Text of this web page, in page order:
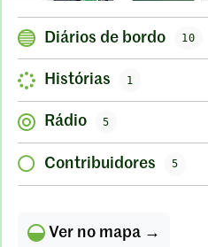
Diários de bordo 10
Histórias 1
Rádio 5
Contribuidores 5
Ver no mapa →